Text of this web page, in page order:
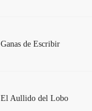
Ganas de Escribir
El Aullido del Lobo